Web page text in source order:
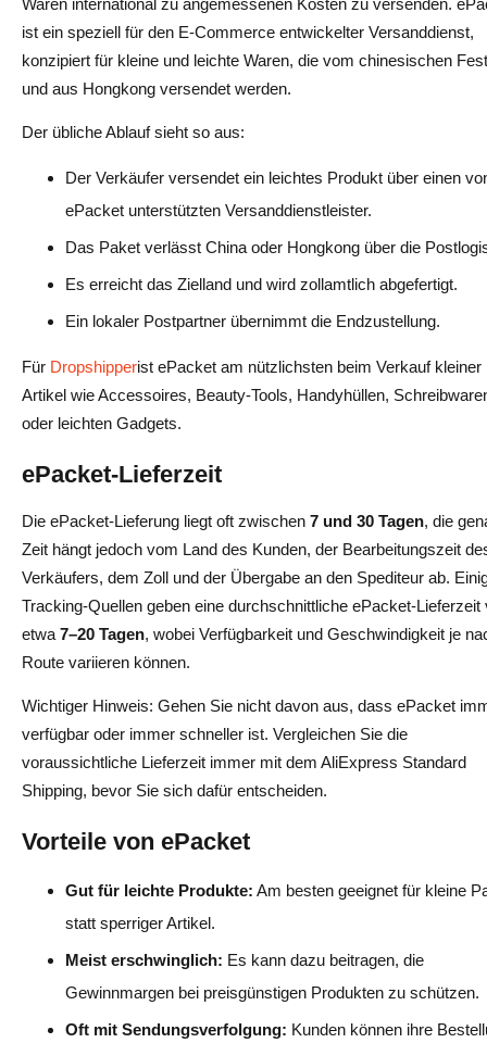
Waren international zu angemessenen Kosten zu versenden.
ist ein speziell für den E-Commerce entwickelter Versanddienst,
konzipiert für kleine und leichte Waren, die vom chinesischen
und aus Hongkong versendet werden.
Der übliche Ablauf sieht so aus:
Der Verkäufer versendet ein leichtes Produkt über einen
ePacket unterstützten Versanddienstleister.
Das Paket verlässt China oder Hongkong über die
Es erreicht das Zielland und wird zollamtlich abgefertigt.
Ein lokaler Postpartner übernimmt die Endzustellung.
Für Dropshipperist ePacket am nützlichsten beim Verkauf kleiner
Artikel wie Accessoires, Beauty-Tools, Handyhüllen,
oder leichten Gadgets.
ePacket-Lieferzeit
Die ePacket-Lieferung liegt oft zwischen 7 und 30 Tagen, die
Zeit hängt jedoch vom Land des Kunden, der Bearbeitungszeit
Verkäufers, dem Zoll und der Übergabe an den Spediteur ab.
Tracking-Quellen geben eine durchschnittliche ePacket-Lieferzeit
etwa 7–20 Tagen, wobei Verfügbarkeit und Geschwindigkeit je
Route variieren können.
Wichtiger Hinweis: Gehen Sie nicht davon aus, dass ePacket
verfügbar oder immer schneller ist. Vergleichen Sie die
voraussichtliche Lieferzeit immer mit dem AliExpress Standard
Shipping, bevor Sie sich dafür entscheiden.
Vorteile von ePacket
Gut für leichte Produkte: Am besten geeignet für kleine
statt sperriger Artikel.
Meist erschwinglich: Es kann dazu beitragen, die
Gewinnmargen bei preisgünstigen Produkten zu schützen.
Oft mit Sendungsverfolgung: Kunden können ihre